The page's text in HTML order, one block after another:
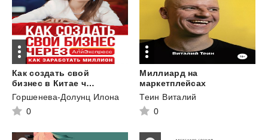
Как создать свой
бизнес в Китае через АлиЭкспресс. Как заработать миллион
Горшенева-Долунц Илона
0
Миллиард на
маркетплейсах
Теин Виталий
0